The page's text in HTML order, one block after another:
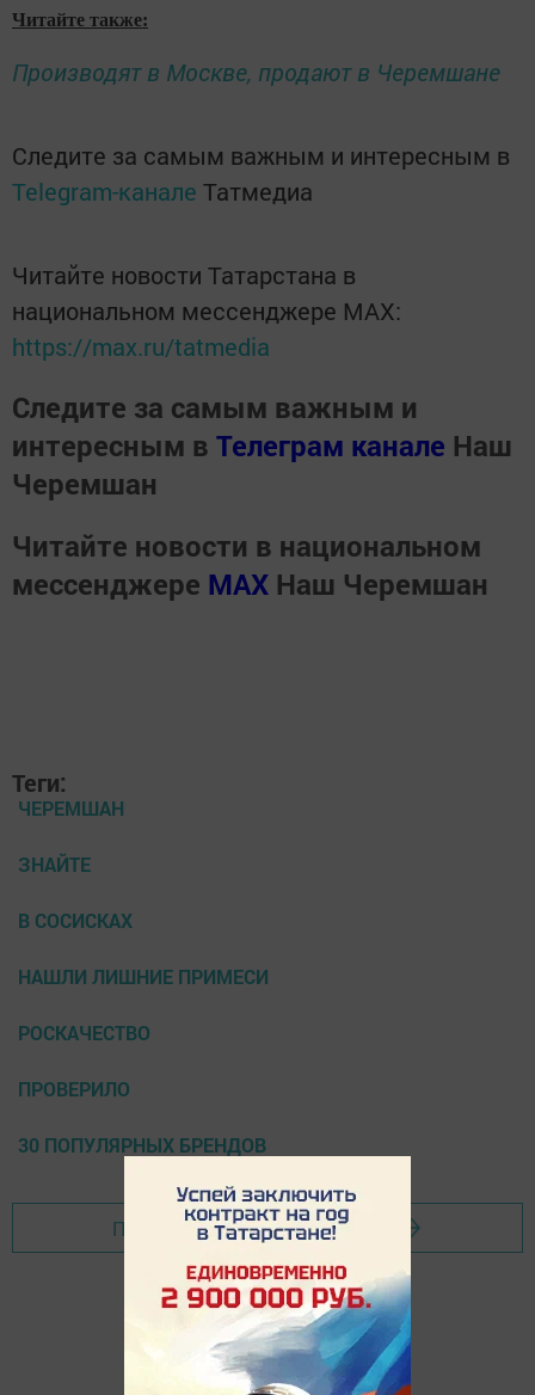
Читайте также:
Производят в Москве, продают в Черемшане
Следите за самым важным и интересным в
Telegram-канале Татмедиа
Читайте новости Татарстана в
национальном мессенджере MАХ:
https://max.ru/tatmedia
Следите за самым важным и
интересным в Телеграм канале Наш
Черемшан
Читайте новости в национальном
мессенджере MАХ Наш Черемшан
Теги:
ЧЕРЕМШАН
ЗНАЙТЕ
В СОСИСКАХ
НАШЛИ ЛИШНИЕ ПРИМЕСИ
РОСКАЧЕСТВО
ПРОВЕРИЛО
30 ПОПУЛЯРНЫХ БРЕНДОВ
Перейти на страницу новости